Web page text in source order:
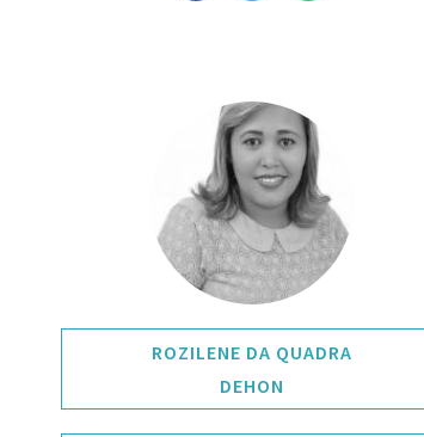
ROZILENE DA QUADRA
DEHON